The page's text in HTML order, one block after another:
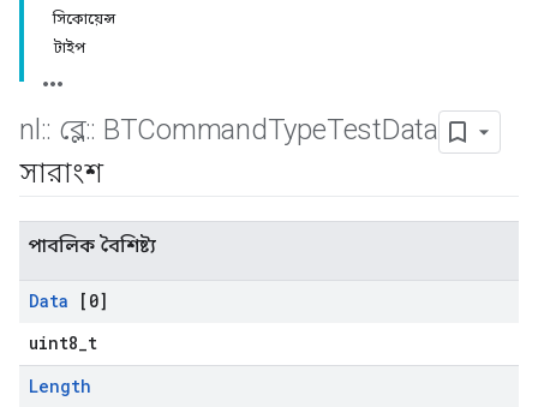
সিকোয়েন্স
টাইপ
nl :: ব্লে:: BTCommandTypeTestData
সারাংশ
পাবলিক বৈশিষ্ট্য
Data [0]
uint8_t
Length